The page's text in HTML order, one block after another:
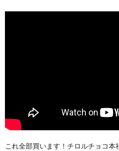
これ全部買います！チロルチョコ本